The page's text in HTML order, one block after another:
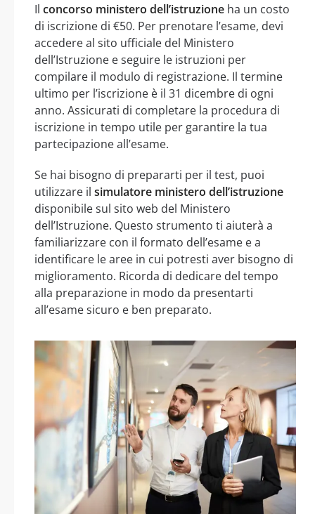
Il concorso ministero dell’istruzione ha un costo
di iscrizione di €50. Per prenotare l’esame, devi
accedere al sito ufficiale del Ministero
dell’Istruzione e seguire le istruzioni per
compilare il modulo di registrazione. Il termine
ultimo per l’iscrizione è il 31 dicembre di ogni
anno. Assicurati di completare la procedura di
iscrizione in tempo utile per garantire la tua
partecipazione all’esame.
Se hai bisogno di prepararti per il test, puoi
utilizzare il simulatore ministero dell’istruzione
disponibile sul sito web del Ministero
dell’Istruzione. Questo strumento ti aiuterà a
familiarizzare con il formato dell’esame e a
identificare le aree in cui potresti aver bisogno di
miglioramento. Ricorda di dedicare del tempo
alla preparazione in modo da presentarti
all’esame sicuro e ben preparato.